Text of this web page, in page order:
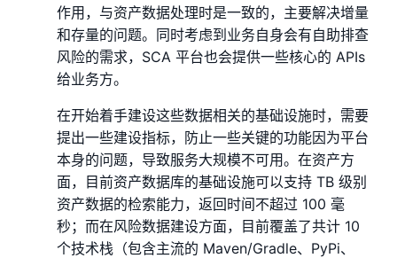
作用，与资产数据处理时是一致的，主要解决增量
和存量的问题。同时考虑到业务自身会有自助排查
⻛险的需求，SCA 平台也会提供一些核心的 APIs
给业务方。
在开始着手建设这些数据相关的基础设施时，需要
提出一些建设指标，防止一些关键的功能因为平台
本身的问题，导致服务大规模不可用。在资产方
面，目前资产数据库的基础设施可以支持 TB 级别
资产数据的检索能力，返回时间不超过 100 毫
秒；而在⻛险数据建设方面，目前覆盖了共计 10
个技术栈（包含主流的 Maven/Gradle、PyPi、